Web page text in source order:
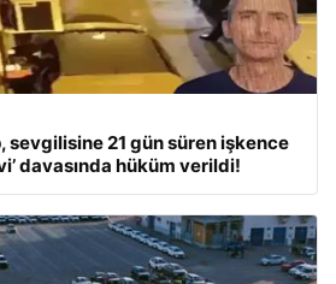
sevgilisine 21 gün süren işkence
davasında hüküm verildi!